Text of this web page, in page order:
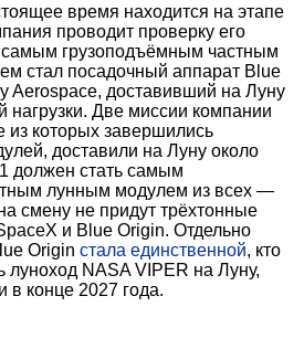
время находится на этапе
проводит проверку его
самым грузоподъёмным частным
стал посадочный аппарат Blue
Aerospace, доставивший на Луну
нагрузки. Две миссии компании
из которых завершились
доставили на Луну около
должен стать самым
лунным модулем из всех —
смену не придут трёхтонные
и Blue Origin. Отдельно
Origin стала единственной, кто
луноход NASA VIPER на Луну,
в конце 2027 года.